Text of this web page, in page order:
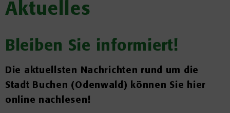
Aktuelles
Bleiben Sie informiert!
Die aktuellsten Nachrichten rund um die
Stadt Buchen (Odenwald) können Sie hier
online nachlesen!